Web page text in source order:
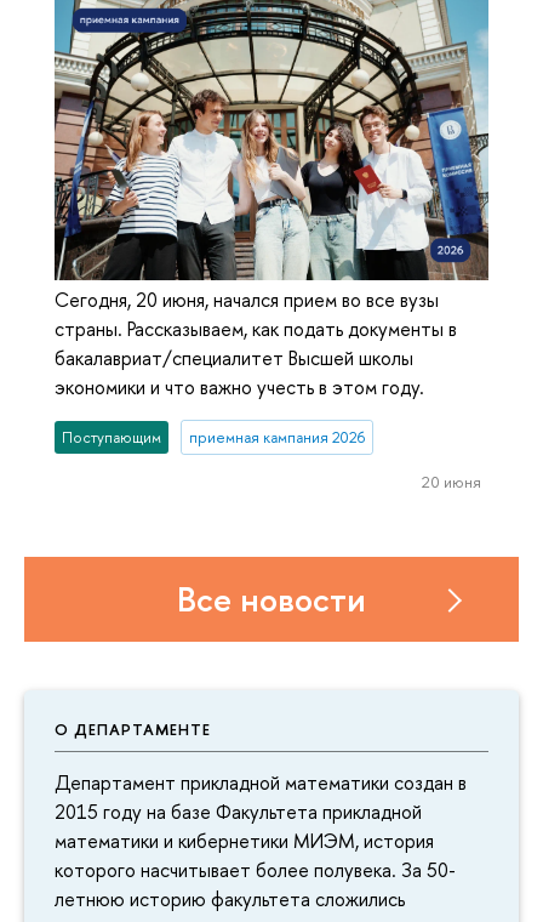
О ДЕПАРТАМЕНТЕ
Департамент прикладной математики создан в
2015 году на базе Факультета прикладной
математики и кибернетики МИЭМ, история
которого насчитывает более полувека. За 50-
летнюю историю факультета сложились
Сегодня, 20 июня, начался прием во все вузы
страны. Рассказываем, как подать документы в
бакалавриат/специалитет Высшей школы
экономики и что важно учесть в этом году.
Поступающим приемная кампания 2026
20 июня
Все новости